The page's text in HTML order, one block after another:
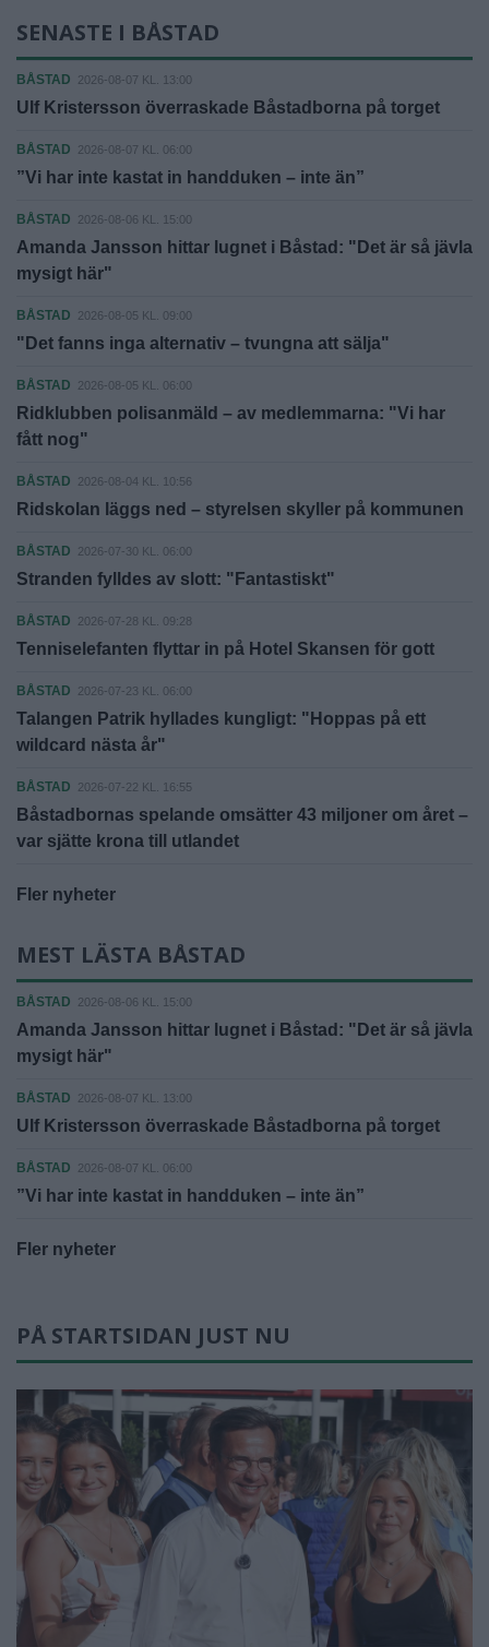
SENASTE I BÅSTAD
BÅSTAD 2026-08-07 KL. 13:00
Ulf Kristersson överraskade Båstadborna på torget
BÅSTAD 2026-08-07 KL. 06:00
”Vi har inte kastat in handduken – inte än”
BÅSTAD 2026-08-06 KL. 15:00
Amanda Jansson hittar lugnet i Båstad: "Det är så jävla
mysigt här"
BÅSTAD 2026-08-05 KL. 09:00
"Det fanns inga alternativ – tvungna att sälja"
BÅSTAD 2026-08-05 KL. 06:00
Ridklubben polisanmäld – av medlemmarna: "Vi har
fått nog"
BÅSTAD 2026-08-04 KL. 10:56
Ridskolan läggs ned – styrelsen skyller på kommunen
BÅSTAD 2026-07-30 KL. 06:00
Stranden fylldes av slott: "Fantastiskt"
BÅSTAD 2026-07-28 KL. 09:28
Tenniselefanten flyttar in på Hotel Skansen för gott
BÅSTAD 2026-07-23 KL. 06:00
Talangen Patrik hyllades kungligt: "Hoppas på ett
wildcard nästa år"
BÅSTAD 2026-07-22 KL. 16:55
Båstadbornas spelande omsätter 43 miljoner om året –
var sjätte krona till utlandet
Fler nyheter
MEST LÄSTA BÅSTAD
BÅSTAD 2026-08-06 KL. 15:00
Amanda Jansson hittar lugnet i Båstad: "Det är så jävla
mysigt här"
BÅSTAD 2026-08-07 KL. 13:00
Ulf Kristersson överraskade Båstadborna på torget
BÅSTAD 2026-08-07 KL. 06:00
”Vi har inte kastat in handduken – inte än”
Fler nyheter
PÅ STARTSIDAN JUST NU